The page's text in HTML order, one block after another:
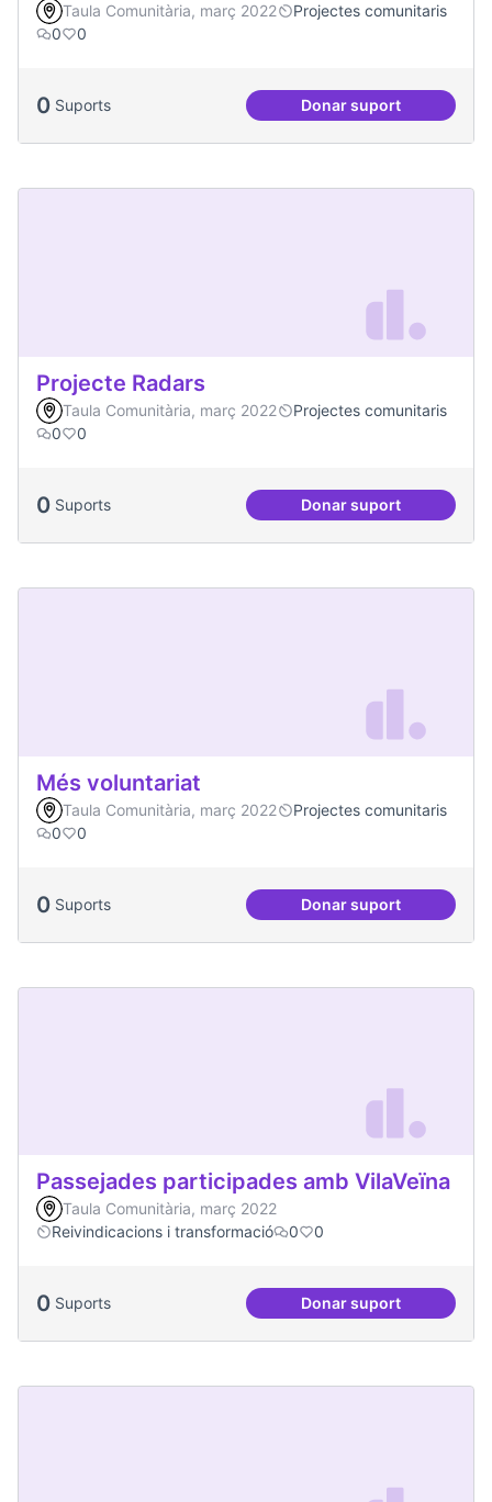
Taula Comunitària, març 2022
Projectes comunitaris
0
0
0 Suports Donar suport
Projecte
Projecte Radars
Taula Comunitària, març 2022
Projectes comunitaris
0
0
0 Suports Donar suportProjecte Radars
Més voluntariat
Taula Comunitària, març 2022
Projectes comunitaris
0
0
0 Suports Donar suportMés voluntariat
Passejades participades amb VilaVeïna
Taula Comunitària, març 2022
Reivindicacions i transformació
0 0
0 Suports Donar suport
Passejades